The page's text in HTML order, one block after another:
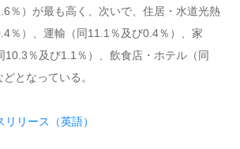
％）が最も高く、次いで、住居・水道光熱
％）、運輸（同11.1％及び0.4％）、家
10.3％及び1.1％）、飲食店・ホテル（同
となっている。
リリース （英語）